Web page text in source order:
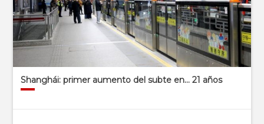
Shanghái: primer aumento del subte en… 21 años